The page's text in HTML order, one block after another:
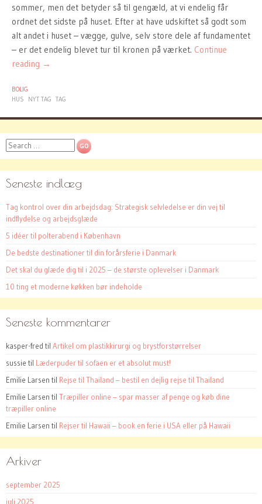
sommer, men det betyder så til gengæld, at vi endelig får
ordnet det sidste på huset. Efter at have udskiftet så godt som
alt andet i huset – vægge, gulve, selv store dele af fundamentet
– er det endelig blevet tur til kronen på værket. Continue
reading →
BOLIG
HUS
NYT TAG TAG
Search
Seneste indlæg
Tag kontrol over din arbejdsdag: Strategisk selvledelse er din vej til
indflydelse og arbejdsglæde
5 idéer til polterabend i København
De bedste destinationer til din forårsferie i Danmark
Det skal du glæde dig til i 2025 – de største oplevelser i Danmark
10 ting et moderne køkken bør indeholde
Seneste kommentarer
kasper-fred til Artikel om plastikkirurgi og brystforstørrelser
sussie til Læderpuder til sofaen er et absolut must!
Emilie Larsen til Rejse til Thailand – bestil en dejlig rejse til Thailand
Emilie Larsen til Træpiller online – spar masser af penge og køb dine
træpiller online
Emilie Larsen til Rejser til Hawaii – book en ferie i USA eller på Hawaii
Arkiver
september 2025
juli 2025